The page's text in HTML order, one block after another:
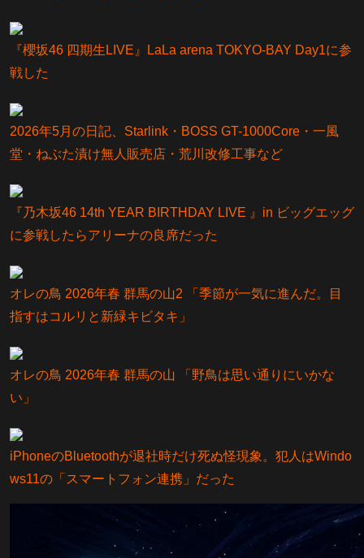
『櫻坂46 四期生LIVE』LaLa arena TOKYO-BAY Day1に参
戦した
2026年5月の日記、Starlink・BOSS GT-1000Core・一風
堂・ねぶた漬け無人販売店・荒川改修工事など
『乃⽊坂46 14th YEAR BIRTHDAY LIVE 』in ビッグエッグ
に参戦したらアリーナの良席だった
オレの鳥 2026年春 群馬の山2 「季節が一気に進んだ。目
指すはコルリと新緑キビタキ」
オレの鳥 2026年春 群馬の山 「野鳥は思い通りにいかな
い」
iPhoneのBluetoothが退社時だけ死ぬ怪現象。犯人はWindo
ws11の「スマートフォン連携」だった